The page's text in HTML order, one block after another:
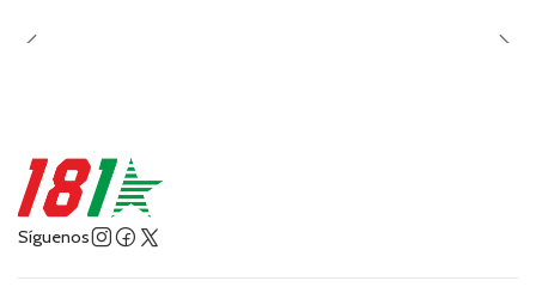
Síguenos